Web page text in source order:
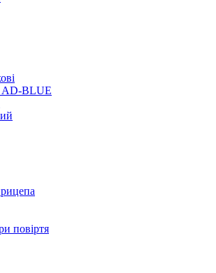
AD-BLUE
повіртя